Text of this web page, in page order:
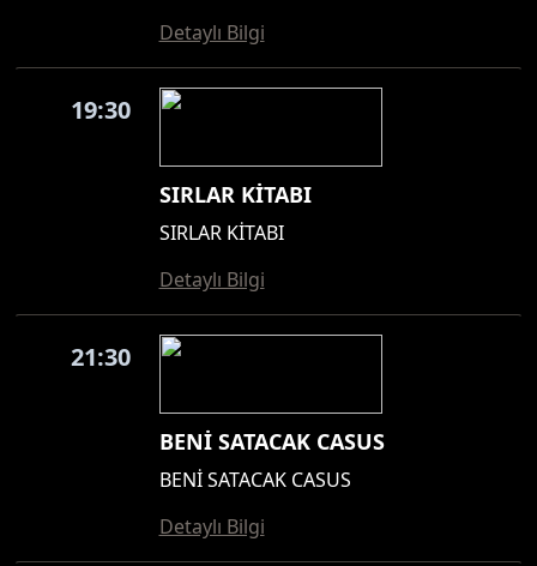
Detaylı Bilgi
19:30
SIRLAR KİTABI
SIRLAR KİTABI
Detaylı Bilgi
21:30
BENİ SATACAK CASUS
BENİ SATACAK CASUS
Detaylı Bilgi